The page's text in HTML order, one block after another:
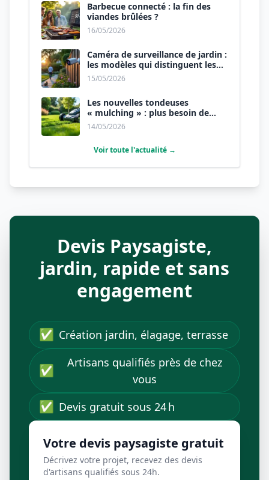
Barbecue connecté : la fin des
viandes brûlées ?
16/05/2026
Caméra de surveillance de jardin :
les modèles qui distinguent les
humains des animaux.
15/05/2026
Les nouvelles tondeuses
« mulching » : plus besoin de
ramasser l’herbe.
14/05/2026
Voir toute l'actualité →
Devis Paysagiste,
jardin, rapide et sans
engagement
✅ Création jardin, élagage, terrasse
✅
Artisans qualifiés près de chez
vous
✅ Devis gratuit sous 24 h
Votre devis paysagiste gratuit
Décrivez votre projet, recevez des devis
d'artisans qualifiés sous 24h.